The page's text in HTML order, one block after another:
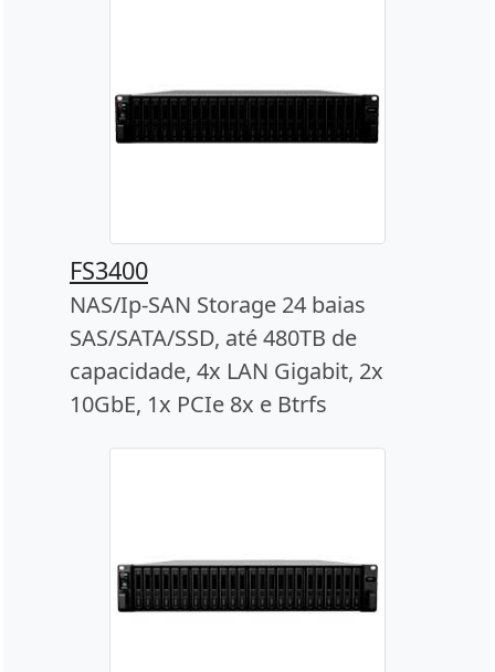
FS3400
NAS/Ip-SAN Storage 24 baias
SAS/SATA/SSD, até 480TB de
capacidade, 4x LAN Gigabit, 2x
10GbE, 1x PCIe 8x e Btrfs